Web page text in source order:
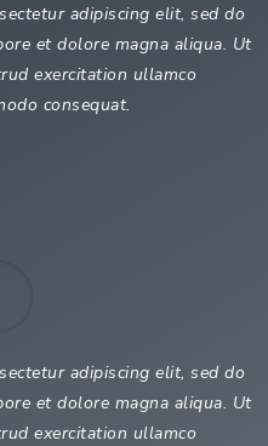
adipiscing elit, sed do
et dolore magna aliqua. Ut
exercitation ullamco
consequat.
adipiscing elit, sed do
et dolore magna aliqua. Ut
exercitation ullamco